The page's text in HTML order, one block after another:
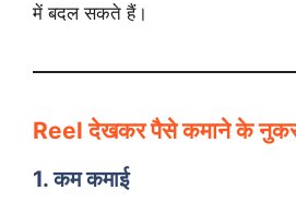
में बदल सकते हैं।
Reel देखकर पैसे कमाने के
1. कम कमाई